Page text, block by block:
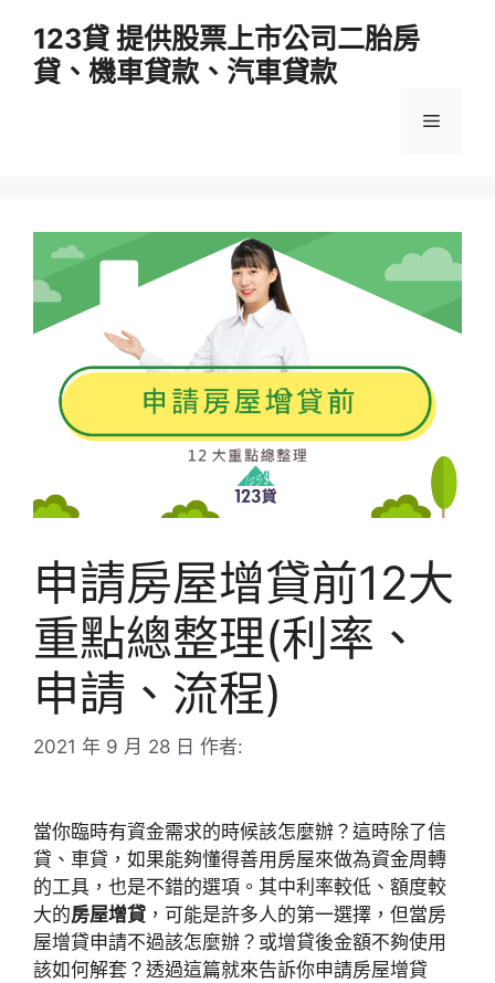
123貸 提供股票上市公司二胎房
貸、機車貸款、汽車貸款
選
申請房屋增貸前12大
重點總整理(利率、
申請、流程)
2021 年 9 月 28 日 作者:
當你臨時有資金需求的時候該怎麼辦？這時除了信
貸、車貸，如果能夠懂得善用房屋來做為資金周轉
的工具，也是不錯的選項。其中利率較低、額度較
大的房屋增貸 ，可能是許多人的第一選擇，但當房
屋增貸申請不過該怎麼辦？或增貸後金額不夠使用
該如何解套？透過這篇就來告訴你申請房屋增貸